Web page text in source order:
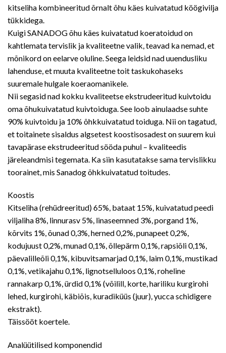
kitseliha kombineeritud õrnalt õhu käes kuivatatud köögivilja
tükkidega.
Kuigi SANADOG õhu käes kuivatatud koeratoidud on
kahtlemata tervislik ja kvaliteetne valik, teavad ka nemad, et
mõnikord on eelarve oluline. Seega leidsid nad uuendusliku
lahenduse, et muuta kvaliteetne toit taskukohaseks
suuremale hulgale koeraomanikele.
Nii segasid nad kokku kvaliteetse ekstrudeeritud kuivtoidu
oma õhukuivatatud kuivtoiduga. See loob ainulaadse suhte
90% kuivtoidu ja 10% õhkkuivatatud toiduga. Nii on tagatud,
et toitainete sisaldus algsetest koostisosadest on suurem kui
tavapärase ekstrudeeritud sööda puhul – kvaliteedis
järeleandmisi tegemata. Ka siin kasutatakse sama tervislikku
toorainet, mis Sanadog õhkkuivatatud toitudes.
Koostis
Kitseliha (rehüdreeritud) 65%, bataat 15%, kuivatatud peedi
viljaliha 8%, linnurasv 5%, linaseemned 3%, porgand 1%,
kõrvits 1%, õunad 0,3%, herned 0,2%, punapeet 0,2%,
kodujuust 0,2%, munad 0,1%, õllepärm 0,1%, rapsiõli 0,1%,
päevalilleõli 0,1%, kibuvitsamarjad 0,1%, laim 0,1%, mustikad
0,1%, vetikajahu 0,1%, lignotselluloos 0,1%, roheline
rannakarp 0,1%, ürdid 0,1% (võilill, korte, hariliku kurgirohi
lehed, kurgirohi, käbiõis, kuradiküüs (juur), yucca schidigere
ekstrakt).
Täissööt koertele.
Analüütilised komponendid